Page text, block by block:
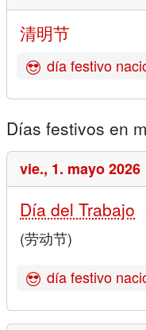
清明节
día festivo
Días festivos en
vie., 1. mayo 2026
Día del Trabajo
(劳动节)
día festivo